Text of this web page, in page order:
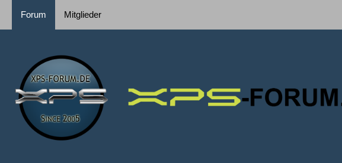
Forum Mitglieder